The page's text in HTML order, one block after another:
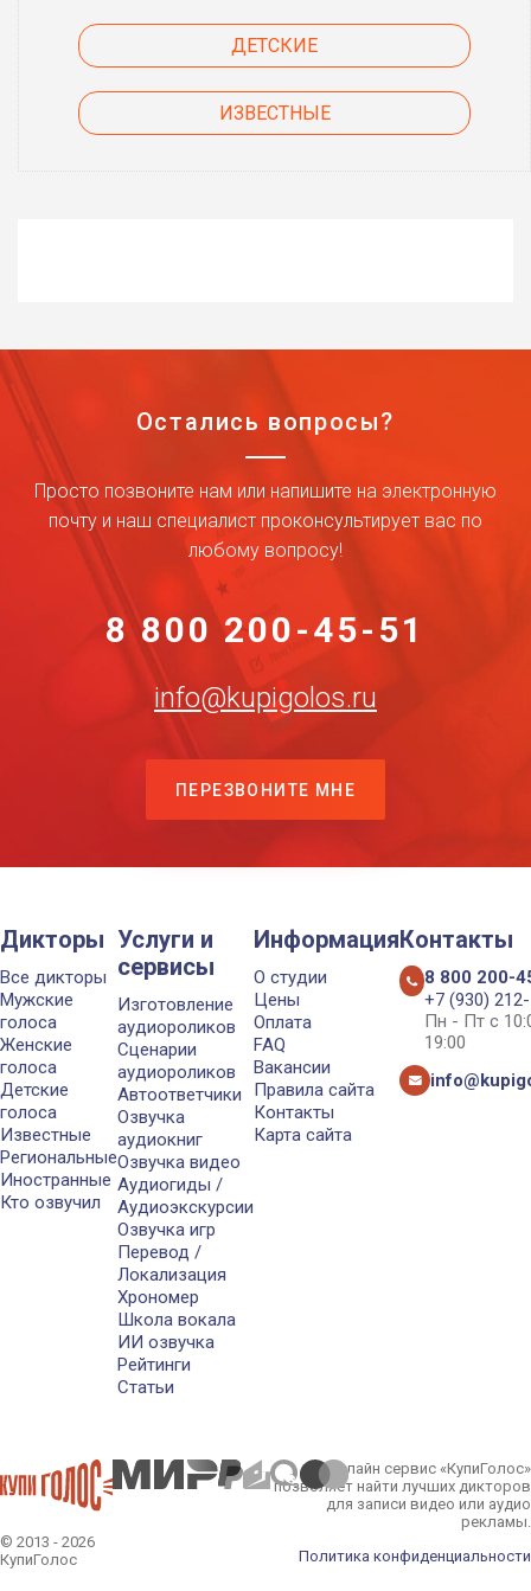
ДЕТСКИЕ
ИЗВЕСТНЫЕ
Остались вопросы?
Просто позвоните нам или напишите на электронную
почту и наш специалист проконсультирует вас по
любому вопросу!
8 800 200-45-51
info@kupigolos.ru
ПЕРЕЗВОНИТЕ МНЕ
Дикторы
Все дикторы
Мужские
голоса
Женские
голоса
Детские
голоса
Известные
Региональные
Иностранные
Кто озвучил
Услуги и
сервисы
Изготовление
аудиороликов
Сценарии
аудиороликов
Автоответчики
Озвучка
аудиокниг
Озвучка видео
Аудиогиды /
Аудиоэкскурсии
Озвучка игр
Перевод /
Локализация
Хрономер
Школа вокала
ИИ озвучка
Рейтинги
Статьи
Информация
О студии
Цены
Оплата
FAQ
Вакансии
Правила сайта
Контакты
Карта сайта
Контакты
8 800 200-
+7 (930)
Пн - Пт с
19:00
© 2013 - 2026
КупиГолос
Онлайн сервис «КупиГолос»
позволяет найти лучших дикторов
для записи видео или аудио
рекламы.
Политика конфиденциальности